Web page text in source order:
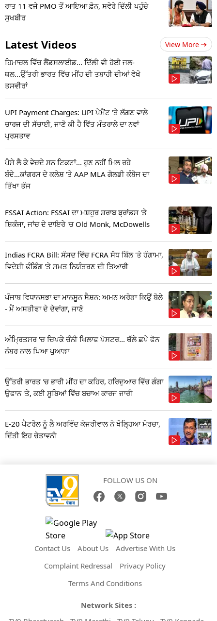
ਰਾਤ 11 ਵਜੇ PMO ਤੋਂ ਆਇਆ ਫ਼ੋਨ, ਸਵੇਰੇ ਦਿੱਲੀ ਪਹੁੰਚੇ
ਸੁਖਬੀਰ
Latest Videos View More
ਹਿਮਾਚਲ ਵਿੱਚ ਲੈਂਡਸਲਾਈਡ... ਦਿੱਲੀ ਵੀ ਹੋਈ ਜਲ-
ਥਲ...ਉੱਤਰੀ ਭਾਰਤ ਵਿੱਚ ਮੀਂਹ ਦੀ ਤਬਾਹੀ ਦੀਆਂ ਵੇਖੋ
ਤਸਵੀਰਾਂ
UPI Payment Charges: UPI ਪੇਮੈਂਟ 'ਤੇ ਲੱਗਣ ਵਾਲੇ
ਚਾਰਜ ਦੀ ਸੱਚਾਈ, ਜਾਣੋ ਕੀ ਹੈ ਵਿੱਤ ਮੰਤਰਾਲੇ ਦਾ ਨਵਾਂ
ਪ੍ਰਸਤਾਵ
ਪੈਸੇ ਲੈ ਕੇ ਵੇਚਦੇ ਸਨ ਟਿਕਟਾਂ... ਹੁਣ ਨਹੀਂ ਮਿਲ ਰਹੇ
ਬੰਦੇ...ਕਾਂਗਰਸ ਦੇ ਕਲੇਸ਼ 'ਤੇ AAP MLA ਗੋਲਡੀ ਕੰਬੋਜ ਦਾ
ਤਿੱਖਾ ਤੰਜ
FSSAI Action: FSSAI ਦਾ ਮਸ਼ਹੂਰ ਸ਼ਰਾਬ ਬ੍ਰਾਂਡਸ 'ਤੇ
ਸ਼ਿਕੰਜਾ, ਜਾਂਚ ਦੇ ਦਾਇਰੇ 'ਚ Old Monk, McDowells
Indias FCRA Bill: ਸੰਸਦ ਵਿੱਚ FCRA ਸੋਧ ਬਿੱਲ 'ਤੇ ਹੰਗਾਮਾ,
ਵਿਦੇਸ਼ੀ ਫੰਡਿੰਗ 'ਤੇ ਸਖ਼ਤ ਨਿਯੰਤਰਣ ਦੀ ਤਿਆਰੀ
ਪੰਜਾਬ ਵਿਧਾਨਸਭਾ ਦਾ ਮਾਨਸੂਨ ਸੈਸ਼ਨ: ਅਮਨ ਅਰੋੜਾ ਕਿਉਂ ਬੋਲੇ
- ਮੈਂ ਅਸਤੀਫਾ ਦੇ ਦੇਵਾਂਗਾ, ਜਾਣੋ
ਅੰਮ੍ਰਿਤਸਰ 'ਚ ਚਿਪਕੇ ਚੰਨੀ ਖਿਲਾਫ ਪੋਸਟਰ... ਥੱਲੇ ਛਪੇ ਫੋਨ
ਨੰਬਰ ਨਾਲ ਪਿਆ ਪੁਆੜਾ
ਉੱਤਰੀ ਭਾਰਤ 'ਚ ਭਾਰੀ ਮੀਂਹ ਦਾ ਕਹਿਰ, ਹਰਿਦੁਆਰ ਵਿੱਚ ਗੰਗਾ
ਉਫਾਨ 'ਤੇ, ਕਈ ਸੂਬਿਆਂ ਵਿੱਚ ਬਚਾਅ ਕਾਰਜ ਜਾਰੀ
E-20 ਪੈਟਰੋਲ ਨੂੰ ਲੈ ਅਰਵਿੰਦ ਕੇਜਰੀਵਾਲ ਨੇ ਖੋਲ੍ਹਿਆ ਮੋਰਚਾ,
ਦਿੱਤੀ ਇਹ ਚੇਤਾਵਨੀ
FOLLOW US ON
Contact Us About Us
Advertise With Us
Complaint Redressal
Privacy Policy
Terms And Conditions
Network Sites :